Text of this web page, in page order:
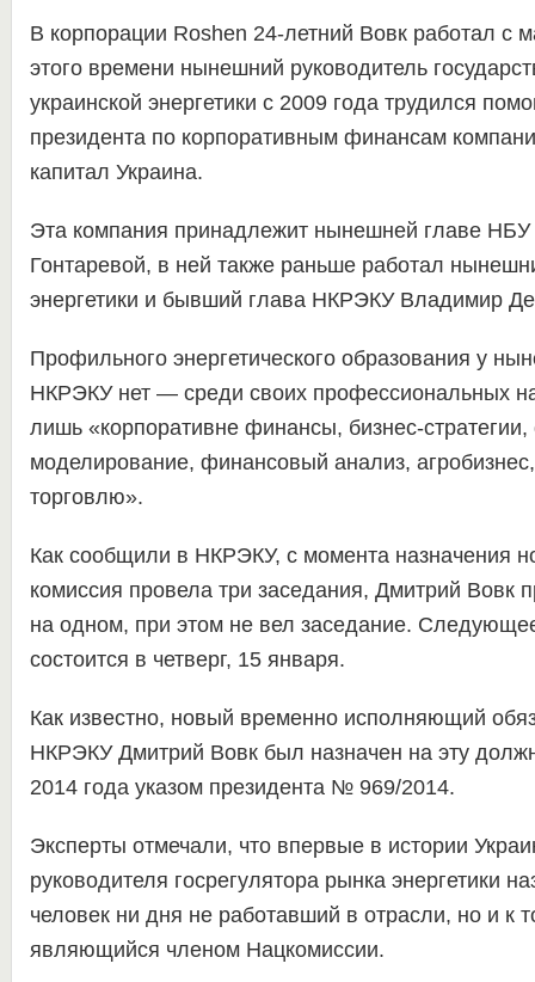
В корпорации Roshen 24-летний Вовк работал с
этого времени нынешний руководитель
украинской энергетики с 2009 года трудился
президента по корпоративным финансам
капитал Украина.
Эта компания принадлежит нынешней главе
Гонтаревой, в ней также раньше работал
энергетики и бывший глава НКРЭКУ Владимир
Профильного энергетического образования у
НКРЭКУ нет — среди своих профессиональных
лишь «корпоративне финансы, бизнес-
моделирование, финансовый анализ,
торговлю».
Как сообщили в НКРЭКУ, с момента назначения
комиссия провела три заседания, Дмитрий Вовк
на одном, при этом не вел заседание.
состоится в четверг, 15 января.
Как известно, новый временно исполняющий
НКРЭКУ Дмитрий Вовк был назначен на эту
2014 года указом президента № 969/2014.
Эксперты отмечали, что впервые в истории
руководителя госрегулятора рынка энергетики
человек ни дня не работавший в отрасли, но и к
являющийся членом Нацкомиссии.